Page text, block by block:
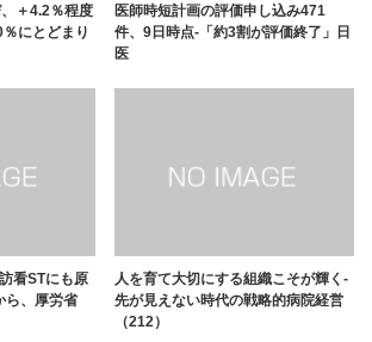
＋4.2％程度
にとどまり
医師時短計画の評価申し込み471
件、9日時点-「約3割が評価終了」日
医
看STにも原
ら、厚労省
人を育て大切にする組織こそが輝く-
先が見えない時代の戦略的病院経営
（212）